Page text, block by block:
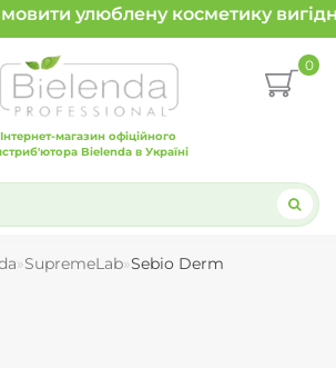
улюблену косметику
Інтернет-магазин офіційного
Bielenda в Україні
0
SupremeLab Sebio Derm